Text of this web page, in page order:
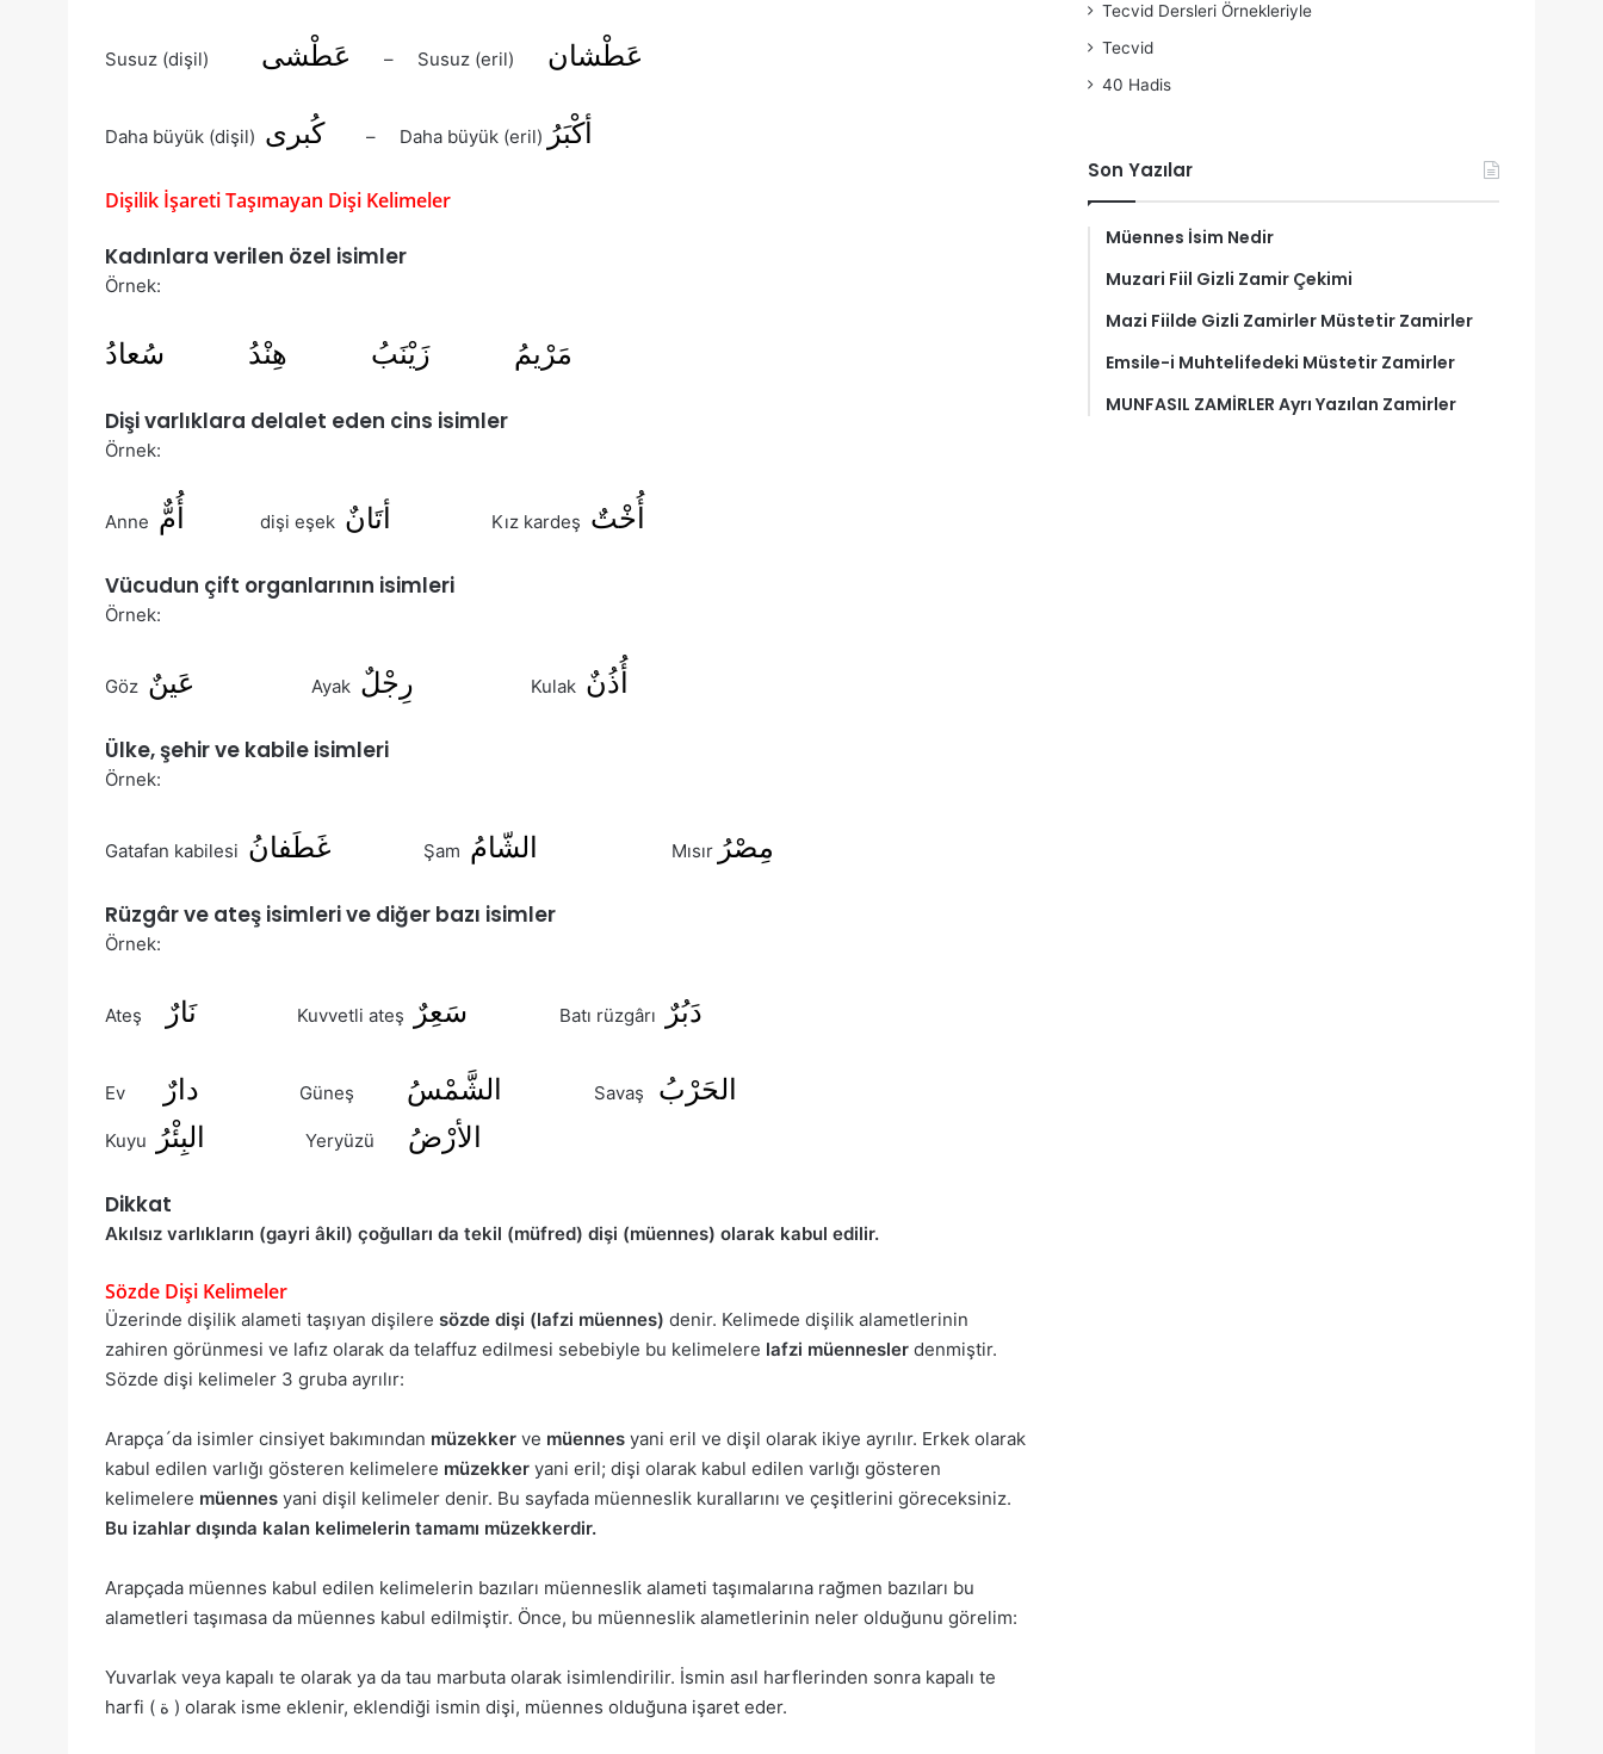
Susuz (dişil) – Susuz (eril) عَطْشان
Daha büyük (dişil) كُبرى – Daha büyük (eril) أكْبَرُ
Dişilik İşareti Taşımayan Dişi Kelimeler
Kadınlara verilen özel isimler
Örnek:
مَرْيمُ زَيْنَبُ هِنْدُ سُعادُ
Dişi varlıklara delalet eden cins isimler
Örnek:
Anne dişi eşek Kız kardeş أُخْتٌ
Vücudun çift organlarının isimleri
Örnek:
Göz Ayak Kulak أُذُنٌ
Ülke, şehir ve kabile isimleri
Örnek:
Gatafan kabilesi Şam Mısır مِصْرُ
Rüzgâr ve ateş isimleri ve diğer bazı isimler
Örnek:
Ateş نَارٌ Kuvvetli ateş Batı rüzgârı دَبُرٌ
Ev Güneş Savaş الحَرْبُ
Kuyu Yeryüzü الأرْضُ
Dikkat
Akılsız varlıkların (gayri âkil) çoğulları da tekil (müfred) dişi (müennes) olarak kabul edilir.
Sözde Dişi Kelimeler
Üzerinde dişilik alameti taşıyan dişilere sözde dişi (lafzi müennes) denir. Kelimede dişilik alametlerinin
zahiren görünmesi ve lafız olarak da telaffuz edilmesi sebebiyle bu kelimelere lafzi müenneslerdenmiştir.
Sözde dişi kelimeler 3 gruba ayrılır:
Arapça´da isimler cinsiyet bakımından müzekkerve müennesyani eril ve dişil olarak ikiye ayrılır. Erkek olarak
kabul edilen varlığı gösteren kelimelere müzekkeryani eril; dişi olarak kabul edilen varlığı gösteren
kelimelere müennesyani dişil kelimeler denir. Bu sayfada müenneslik kurallarını ve çeşitlerini göreceksiniz.
Bu izahlar dışında kalan kelimelerin tamamı müzekkerdir.
Arapçada müennes kabul edilen kelimelerin bazıları müenneslik alameti taşımalarına rağmen bazıları bu
alametleri taşımasa da müennes kabul edilmiştir. Önce, bu müenneslik alametlerinin neler olduğunu görelim:
Yuvarlak veya kapalı te olarak ya da tau marbuta olarak isimlendirilir. İsmin asıl harflerinden sonra kapalı te
harfi ( ة ) olarak isme eklenir, eklendiği ismin dişi, müennes olduğuna işaret eder.
Tecvid Dersleri Örnekleriyle
Tecvid
40 Hadis
Son Yazılar
Müennes İsim Nedir
Muzari Fiil Gizli Zamir Çekimi
Mazi Fiilde Gizli Zamirler Müstetir Zamirler
Emsile-i Muhtelifedeki Müstetir Zamirler
MUNFASIL ZAMİRLER Ayrı Yazılan Zamirler